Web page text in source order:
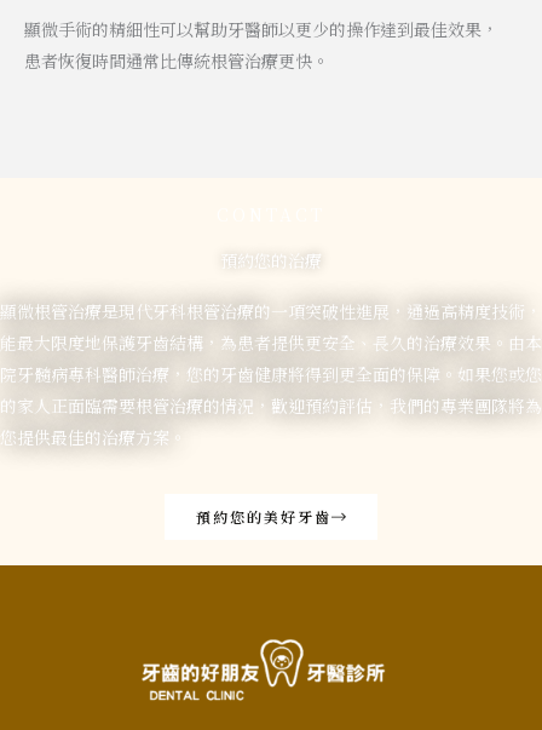
顯微手術的精細性可以幫助牙醫師以更少的操作達到最佳效果，
患者恢復時間通常比傳統根管治療更快。
預約您的治療
顯微根管治療是現代牙科根管治療的一項突破性進展，通過高精度技術，
能最大限度地保護牙齒結構，為患者提供更安全、長久的治療效果。由本
院牙髓病專科醫師治療，您的牙齒健康將得到更全面的保障。如果您或您
的家人正面臨需要根管治療的情況，歡迎預約評估，我們的專業團隊將為
您提供最佳的治療方案。
預約您的美好牙齒